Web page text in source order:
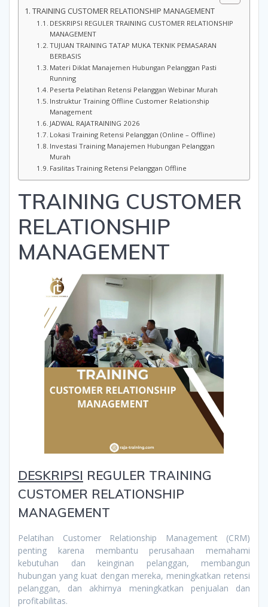
TRAINING CUSTOMER RELATIONSHIP MANAGEMENT
DESKRIPSI REGULER TRAINING CUSTOMER RELATIONSHIP
MANAGEMENT
TUJUAN TRAINING TATAP MUKA TEKNIK PEMASARAN
BERBASIS
Materi Diklat Manajemen Hubungan Pelanggan Pasti
Running
Peserta Pelatihan Retensi Pelanggan Webinar Murah
Instruktur Training Offline Customer Relationship
Management
JADWAL RAJATRAINING 2026
Lokasi Training Retensi Pelanggan (Online – Offline)
Investasi Training Manajemen Hubungan Pelanggan
Murah
Fasilitas Training Retensi Pelanggan Offline
TRAINING CUSTOMER
RELATIONSHIP
MANAGEMENT
DESKRIPSI REGULER TRAINING
CUSTOMER RELATIONSHIP
MANAGEMENT
Pelatihan Customer Relationship Management (CRM)
penting karena membantu perusahaan memahami
kebutuhan dan keinginan pelanggan, membangun
hubungan yang kuat dengan mereka, meningkatkan retensi
pelanggan, dan akhirnya meningkatkan penjualan dan
profitabilitas.